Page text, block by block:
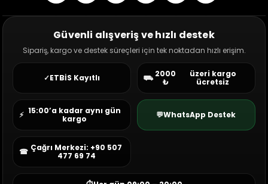
Güvenli alışveriş ve hızlı destek
Sipariş, kargo ve destek süreçleri için tek noktadan hızlı erişim.
✓ETBİS Kayıtlı ⛟2000
₺
üzeri kargo
ücretsiz
⚡ 15:00’a kadar aynı gün
kargo
💬WhatsApp Destek
☎ Çağrı Merkezi: +90 507
477 69 74